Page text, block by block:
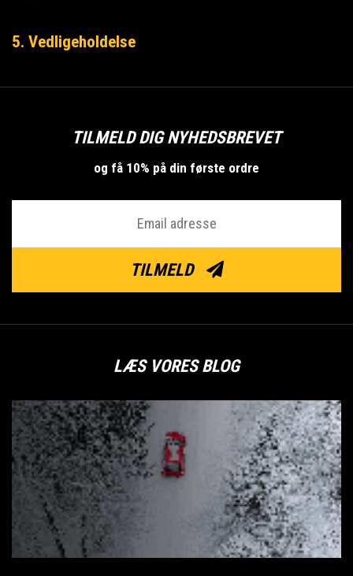
5. Vedligeholdelse
TILMELD DIG NYHEDSBREVET
og få 10% på din første ordre
TILMELD
LÆS VORES BLOG